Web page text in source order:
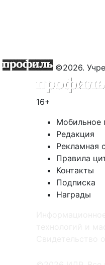
©2026.
16+
Мобильное
Редакция
Рекламная
Правила
Контакты
Подписка
Награды